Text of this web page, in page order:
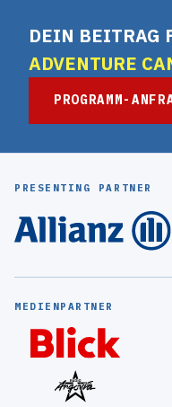
DEIN BEITRAG
ADVENTURE
PROGRAMM-
PRESENTING PARTNER
MEDIENPARTNER